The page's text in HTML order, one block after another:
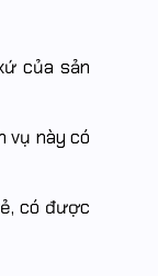
của sản
vụ này có
có được